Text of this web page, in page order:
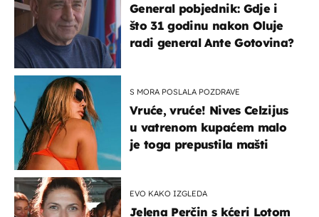
General pobjednik: Gdje i
što 31 godinu nakon Oluje
radi general Ante Gotovina?
S MORA POSLALA POZDRAVE
Vruće, vruće! Nives Celzijus
u vatrenom kupaćem malo
je toga prepustila mašti
EVO KAKO IZGLEDA
Jelena Perčin s kćeri Lotom